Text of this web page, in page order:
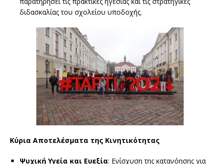
διδασκαλίας του σχολείου υποδοχής.
Κύρια Αποτελέσματα της Κινητικότητας
Ψυχική Υγεία και Ευεξία: Ενίσχυση της κατανόησης για